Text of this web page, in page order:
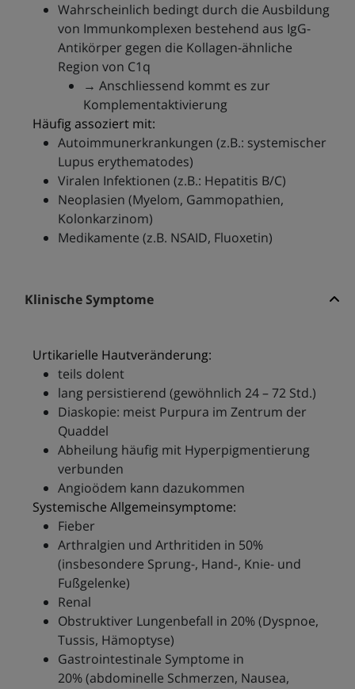
Wahrscheinlich bedingt durch die Ausbildung
von Immunkomplexen bestehend aus IgG-
Antikörper gegen die Kollagen-ähnliche
Region von C1q
→ Anschliessend kommt es zur
Komplementaktivierung
Häufig assoziert mit:
Autoimmunerkrankungen (z.B.: systemischer
Lupus erythematodes)
Viralen Infektionen (z.B.: Hepatitis B/C)
Neoplasien (Myelom, Gammopathien,
Kolonkarzinom)
Medikamente (z.B. NSAID, Fluoxetin)
Klinische Symptome
Urtikarielle Hautveränderung:
teils dolent
lang persistierend (gewöhnlich 24 – 72 Std.)
Diaskopie: meist Purpura im Zentrum der
Quaddel
Abheilung häufig mit Hyperpigmentierung
verbunden
Angioödem kann dazukommen
Systemische Allgemeinsymptome:
Fieber
Arthralgien und Arthritiden in 50%
(insbesondere Sprung-, Hand-, Knie- und
Fußgelenke)
Renal
Obstruktiver Lungenbefall in 20% (Dyspnoe,
Tussis, Hämoptyse)
Gastrointestinale Symptome in
20% (abdominelle Schmerzen, Nausea,